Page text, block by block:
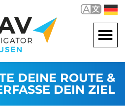
DEINE ROUTE &
DEIN ZIEL